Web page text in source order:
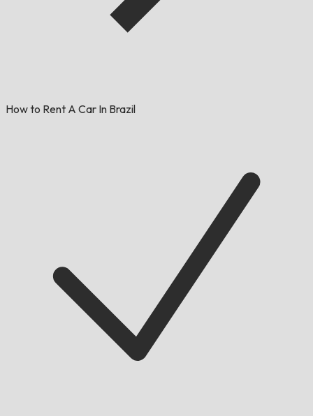
How to Rent A Car In Brazil